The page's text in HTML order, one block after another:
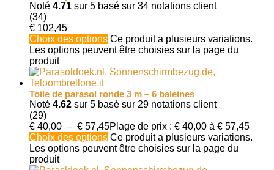
Noté 4.71 sur 5 basé sur 34 notations client
(34)
€ 102,45
Choix des options Ce produit a plusieurs variations.
Les options peuvent être choisies sur la page du
produit
Toile de parasol ronde 3 m – 6 baleines
Noté 4.62 sur 5 basé sur 29 notations client
(29)
€ 40,00 – € 57,45Plage de prix : € 40,00 à € 57,45
Choix des options Ce produit a plusieurs variations.
Les options peuvent être choisies sur la page du
produit